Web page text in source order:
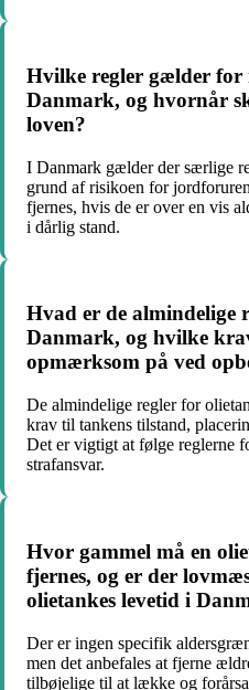
Hvilke regler gælder for
Danmark, og hvornår
loven?
I Danmark gælder der særlige
grund af risikoen for
fjernes, hvis de er over en vis
i dårlig stand.
Hvad er de almindelige
Danmark, og hvilke
opmærksom på ved
De almindelige regler for
krav til tankens tilstand,
Det er vigtigt at følge reglerne
strafansvar.
Hvor gammel må en
fjernes, og er der
olietankes levetid i
Der er ingen specifik
men det anbefales at fjerne
tilbøjelige til at lække og